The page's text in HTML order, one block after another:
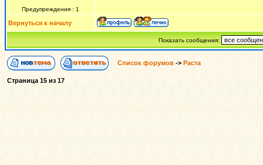
Предупреждения : 1
Вернуться к началу
Показать сообщения:
Список форумов -> Раста
Страница 15из 17